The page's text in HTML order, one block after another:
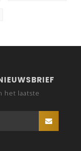
het laatste